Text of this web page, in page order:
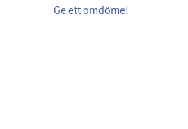
Ge ett omdöme!